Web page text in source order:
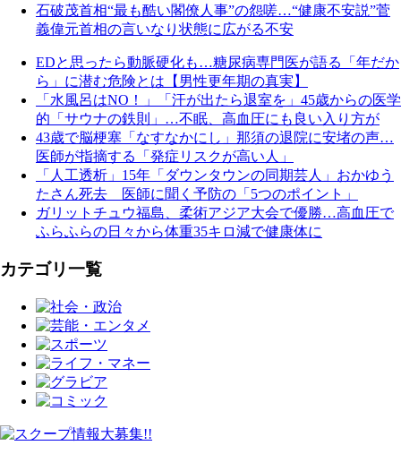
石破茂首相“最も酷い閣僚人事”の怨嗟…“健康不安説”菅
義偉元首相の言いなり状態に広がる不安
EDと思ったら動脈硬化も…糖尿病専門医が語る「年だか
ら」に潜む危険とは【男性更年期の真実】
「水風呂はNO！」「汗が出たら退室を」45歳からの医学
的「サウナの鉄則」…不眠、高血圧にも良い入り方が
43歳で脳梗塞「なすなかにし」那須の退院に安堵の声…
医師が指摘する「発症リスクが高い人」
「人工透析」15年「ダウンタウンの同期芸人」おかゆう
たさん死去 医師に聞く予防の「5つのポイント」
ガリットチュウ福島、柔術アジア大会で優勝…高血圧で
ふらふらの日々から体重35キロ減で健康体に
カテゴリ一覧